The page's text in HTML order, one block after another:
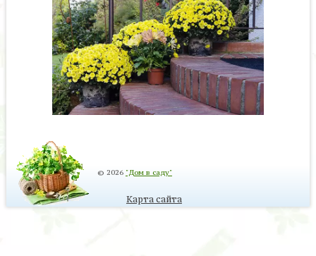
© 2026 "Дом в саду"
Карта сайта